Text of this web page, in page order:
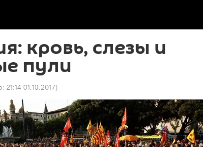
кровь, слезы и
пули
21:14 01.10.2017)